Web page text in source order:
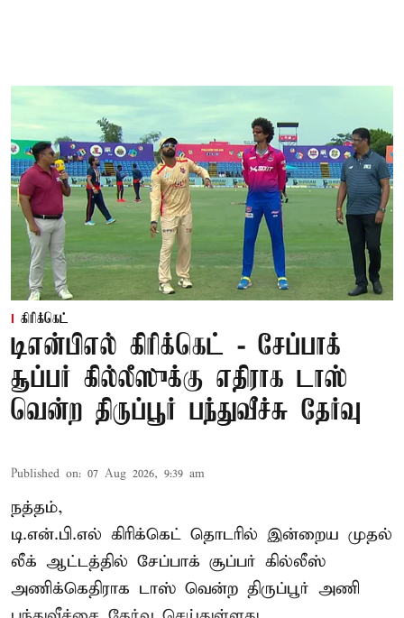
கிரிக்கெட்
டிஎன்பிஎல் கிரிக்கெட் - சேப்பாக்
சூப்பர் கில்லீஸுக்கு எதிராக டாஸ்
வென்ற திருப்பூர் பந்துவீச்சு தேர்வு
Published on: 07 Aug 2026, 9:39 am
நத்தம்,
டி.என்.பி.எல் கிரிக்கெட் தொடரில் இன்றைய முதல்
லீக் ஆட்டத்தில் சேப்பாக் சூப்பர் கில்லீஸ்
அணிக்கெதிராக டாஸ் வென்ற திருப்பூர் அணி